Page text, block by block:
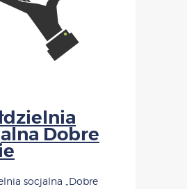
Dobre
socjalna „Dobre